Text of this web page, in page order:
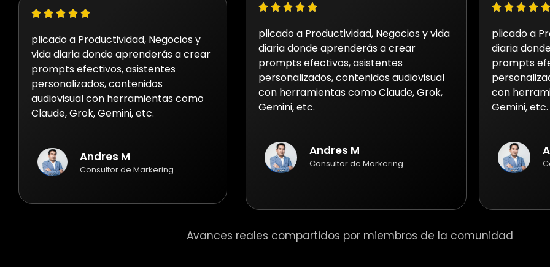
plicado a Productividad, Negocios y
vida diaria donde aprenderás a crear
prompts efectivos, asistentes
personalizados, contenidos
audiovisual con herramientas como
Claude, Grok, Gemini, etc.
Andres M
Consultor de Markering
plicado a Productividad, Negocios y vida
diaria donde aprenderás a crear
prompts efectivos, asistentes
personalizados, contenidos audiovisual
con herramientas como Claude, Grok,
Gemini, etc.
Andres M
Consultor de Markering
plicado a
diaria
prompts
con
Gemini, etc.
Avances reales compartidos por miembros de la comunidad